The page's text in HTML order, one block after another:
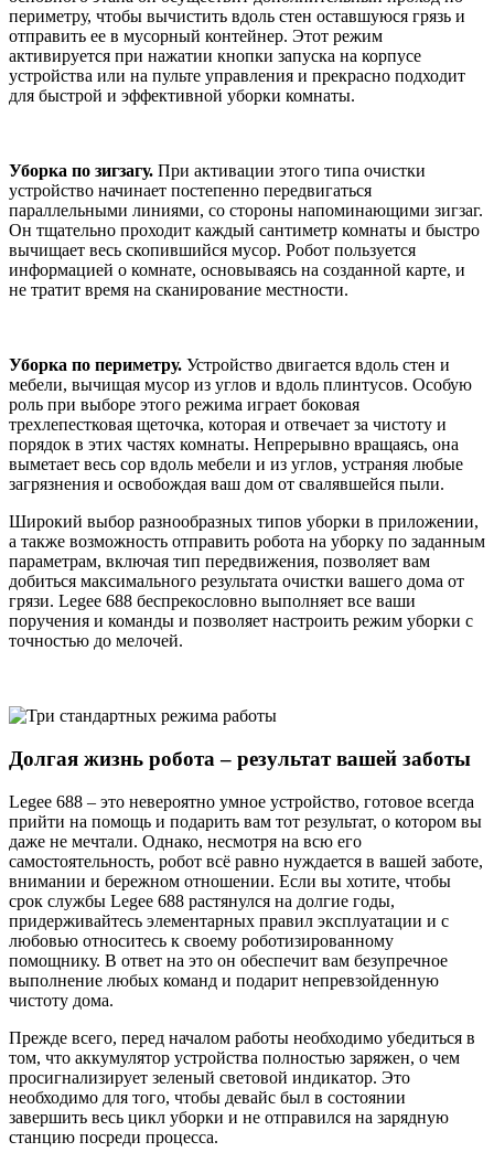
периметру, чтобы вычистить вдоль стен оставшуюся грязь и
отправить ее в мусорный контейнер. Этот режим
активируется при нажатии кнопки запуска на корпусе
устройства или на пульте управления и прекрасно подходит
для быстрой и эффективной уборки комнаты.
Уборка по зигзагу. При активации этого типа очистки
устройство начинает постепенно передвигаться
параллельными линиями, со стороны напоминающими зигзаг.
Он тщательно проходит каждый сантиметр комнаты и быстро
вычищает весь скопившийся мусор. Робот пользуется
информацией о комнате, основываясь на созданной карте, и
не тратит время на сканирование местности.
Уборка по периметру. Устройство двигается вдоль стен и
мебели, вычищая мусор из углов и вдоль плинтусов. Особую
роль при выборе этого режима играет боковая
трехлепестковая щеточка, которая и отвечает за чистоту и
порядок в этих частях комнаты. Непрерывно вращаясь, она
выметает весь сор вдоль мебели и из углов, устраняя любые
загрязнения и освобождая ваш дом от свалявшейся пыли.
Широкий выбор разнообразных типов уборки в приложении,
а также возможность отправить робота на уборку по заданным
параметрам, включая тип передвижения, позволяет вам
добиться максимального результата очистки вашего дома от
грязи. Legee 688 беспрекословно выполняет все ваши
поручения и команды и позволяет настроить режим уборки с
точностью до мелочей.
Долгая жизнь робота – результат вашей заботы
Legee 688 – это невероятно умное устройство, готовое всегда
прийти на помощь и подарить вам тот результат, о котором вы
даже не мечтали. Однако, несмотря на всю его
самостоятельность, робот всё равно нуждается в вашей заботе,
внимании и бережном отношении. Если вы хотите, чтобы
срок службы Legee 688 растянулся на долгие годы,
придерживайтесь элементарных правил эксплуатации и с
любовью относитесь к своему роботизированному
помощнику. В ответ на это он обеспечит вам безупречное
выполнение любых команд и подарит непревзойденную
чистоту дома.
Прежде всего, перед началом работы необходимо убедиться в
том, что аккумулятор устройства полностью заряжен, о чем
просигнализирует зеленый световой индикатор. Это
необходимо для того, чтобы девайс был в состоянии
завершить весь цикл уборки и не отправился на зарядную
станцию посреди процесса.